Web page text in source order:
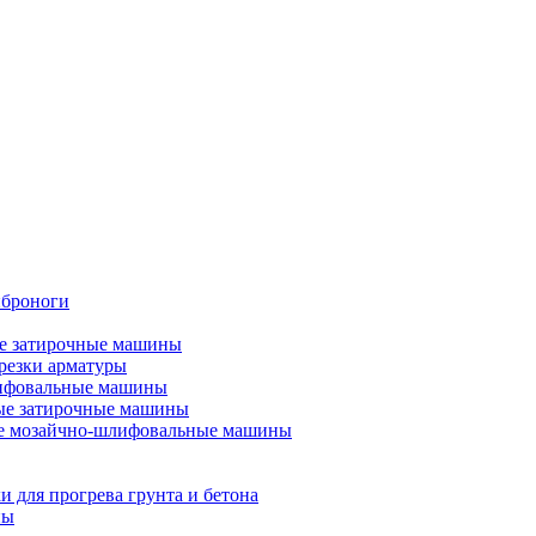
затирочные машины
арматуры
машины
затирочные машины
мозайчно-шлифовальные машины
для прогрева грунта и бетона